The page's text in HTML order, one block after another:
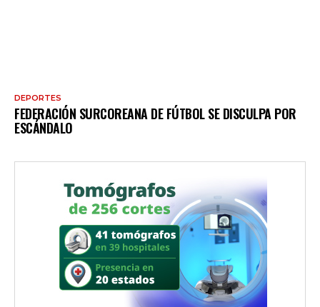
DEPORTES
FEDERACIÓN SURCOREANA DE FÚTBOL SE DISCULPA POR
ESCÁNDALO